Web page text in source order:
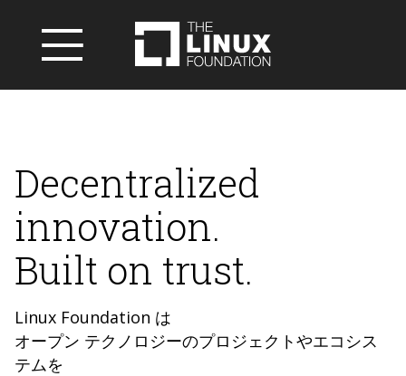
Decentralized
innovation.
Built on trust.
Linux Foundation は
オープン テクノロジーのプロジェクトやエコシス
テムを